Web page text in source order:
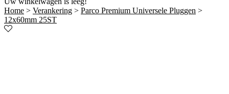
Home > Verankering > Parco Premium Universele Pluggen >
12x60mm 25ST